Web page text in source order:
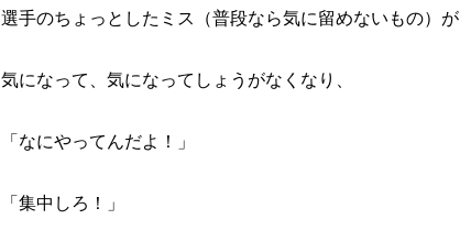
選手のちょっとしたミス（普段なら気に留めないもの）が
気になって、気になってしょうがなくなり、
「なにやってんだよ！」
「集中しろ！」